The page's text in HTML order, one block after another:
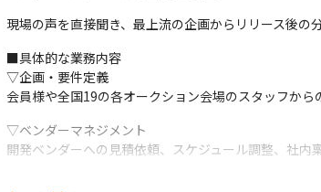
現場の声を直接聞き、最上流の企画からリリース後の
■具体的な業務内容
▽企画・要件定義
会員様や全国19の各オークション会場のスタッフか
▽ベンダーマネジメント
開発ベンダーへの見積依頼、スケジュール調整、社内